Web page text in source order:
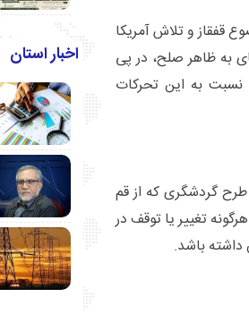
قفقاز و تلاش آمریکا
به ظاهر صلح، در پی
به این تحرکات
گردشگری که از قم
تغییر یا توقف در
داشته باشد.
اخبار استان